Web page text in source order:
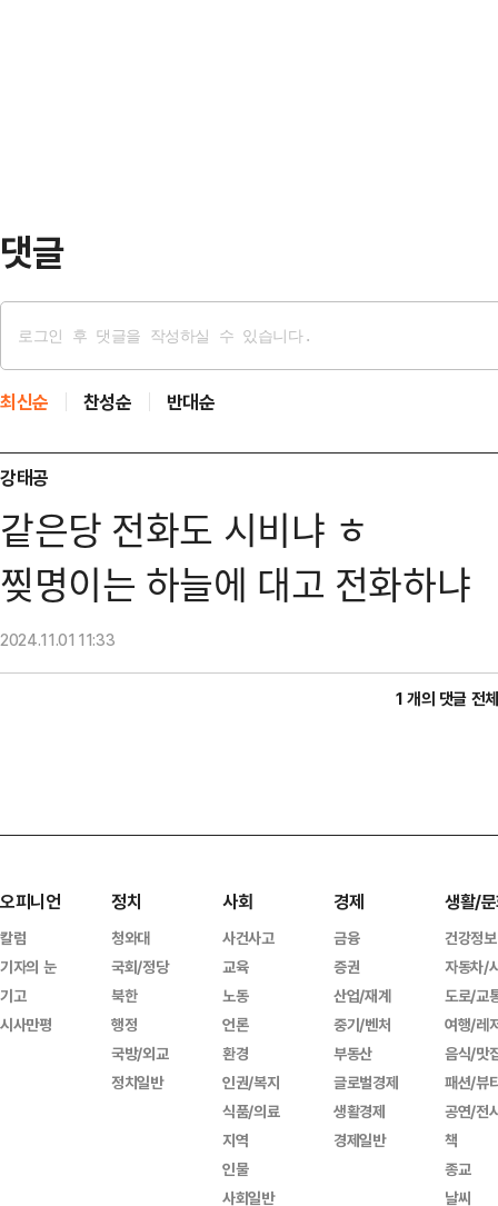
댓글
최신순 찬성순 반대순
강태공
같은당 전화도 시비냐 ㅎ
찢명이는 하늘에 대고 전화하냐
2024.11.01 11:33
1 개의 댓글 전
오피니언
칼럼
기자의 눈
기고
시사만평
정치
청와대
국회/정당
북한
행정
국방/외교
정치일반
사회
사건사고
교육
노동
언론
환경
인권/복지
식품/의료
지역
인물
사회일반
경제
금융
증권
산업/재계
중기/벤처
부동산
글로벌경제
생활경제
경제일반
생활/
건강정보
자동차/
도로/교
여행/레
음식/맛
패션/뷰
공연/전
책
종교
날씨